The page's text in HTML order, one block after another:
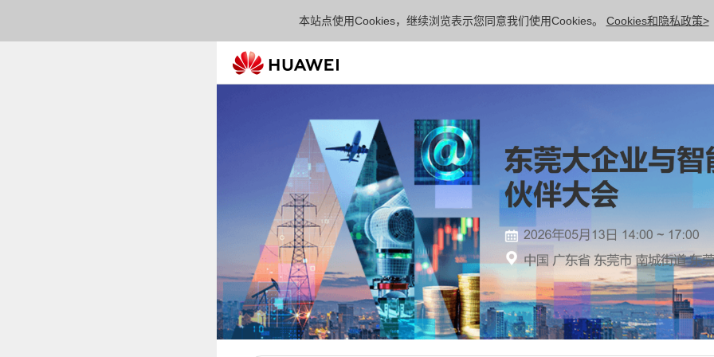
本站点使用Cookies，继续浏览表示您同意我们使用Cookies。 Cookies和隐私政策>